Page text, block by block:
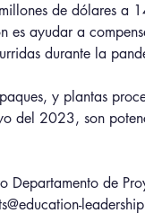
de dólares a
ayudar a
durante la
y plantas
del 2023, son
Departamento de